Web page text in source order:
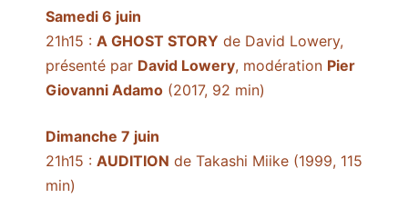
Samedi 6 juin
21h15 : A GHOST STORY de David Lowery,
présenté par David Lowery, modération Pier
Giovanni Adamo (2017, 92 min)
Dimanche 7 juin
21h15 : AUDITION de Takashi Miike (1999, 115
min)